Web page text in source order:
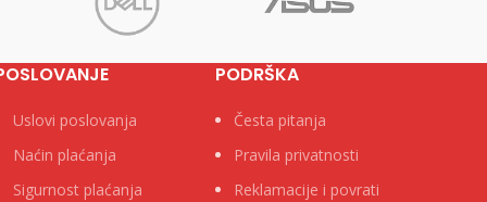
Uslovi poslovanja
Naćin plaćanja
Sigurnost plaćanja
PODRŠKA
Česta pitanja
Pravila privatnosti
Reklamacije i povrati